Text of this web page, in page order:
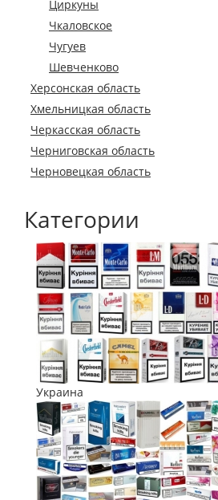
Циркуны
Чкаловское
Чугуев
Шевченково
Херсонская область
Хмельницкая область
Черкасская область
Черниговская область
Черновецкая область
Категории
Украина